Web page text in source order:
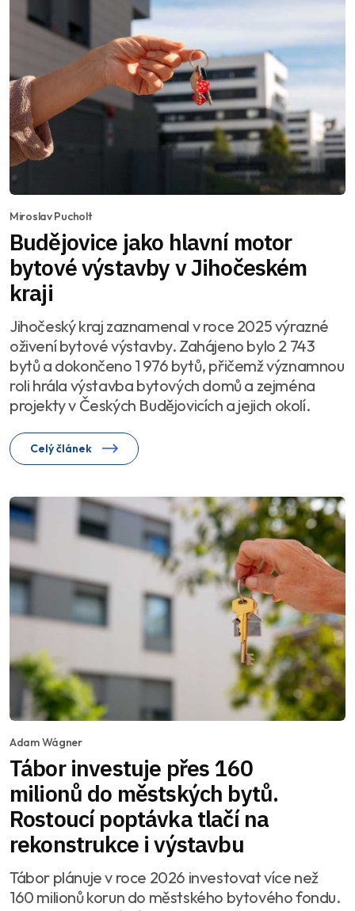
Miroslav Pucholt
Budějovice jako hlavní motor
bytové výstavby v Jihočeském
kraji
Jihočeský kraj zaznamenal v roce 2025 výrazné
oživení bytové výstavby. Zahájeno bylo 2 743
bytů a dokončeno 1 976 bytů, přičemž významnou
roli hrála výstavba bytových domů a zejména
projekty v Českých Budějovicích a jejich okolí.
Celý článek
Adam Wágner
Tábor investuje přes 160
milionů do městských bytů.
Rostoucí poptávka tlačí na
rekonstrukce i výstavbu
Tábor plánuje v roce 2026 investovat více než
160 milionů korun do městského bytového fondu.